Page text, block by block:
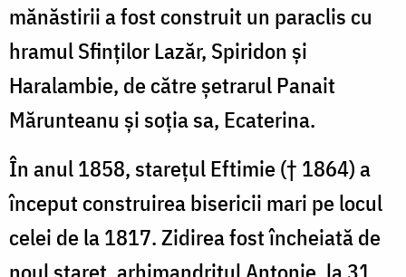
mănăstirii a fost construit un paraclis cu
hramul Sfinţilor Lazăr, Spiridon și
Haralambie, de către șetrarul Panait
Mărunteanu şi soţia sa, Ecaterina.
În anul 1858, stareţul Eftimie († 1864) a
început construirea bisericii mari pe locul
celei de la 1817. Zidirea fost încheiată de